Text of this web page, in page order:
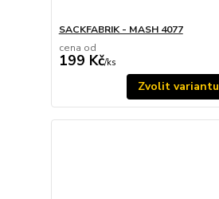
SACKFABRIK - MASH 4077
cena od
199 Kč/ks
Zvolit variantu